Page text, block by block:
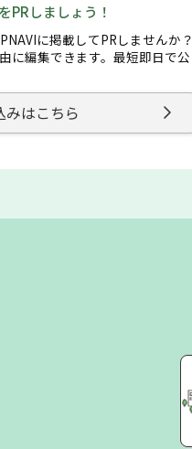
PRしましょう！
に掲載してPRしませんか？
に編集できます。最短即日で公
みはこちら